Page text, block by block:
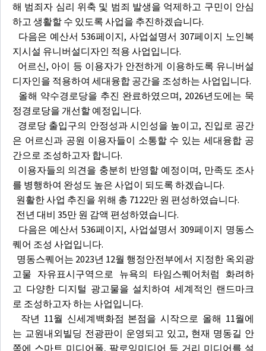
해 범죄자 심리 위축 및 범죄 발생을 억제하고 구민이 안심
하고 생활할 수 있도록 사업을 추진하겠습니다.
다음은 예산서 536페이지, 사업설명서 307페이지 노인복
지시설 유니버설디자인 적용 사업입니다.
어르신, 아이 등 이용자가 안전하게 이용하도록 유니버설
디자인을 적용하여 세대융합 공간을 조성하는 사업입니다.
올해 약수경로당을 추진 완료하였으며, 2026년도에는 묵
정경로당을 개선할 예정입니다.
경로당 출입구의 안정성과 시인성을 높이고, 진입로 공간
은 어르신과 공원 이용자들이 소통할 수 있는 세대융합 공
간으로 조성하고자 합니다.
이용자들의 의견을 충분히 반영할 예정이며, 만족도 조사
를 병행하여 완성도 높은 사업이 되도록 하겠습니다.
원활한 사업 추진을 위해 총 7122만 원 편성하였습니다.
전년 대비 35만 원 감액 편성하였습니다.
다음은 예산서 536페이지, 사업설명서 309페이지 명동스
퀘어 조성 사업입니다.
명동스퀘어는 2023년 12월 행정안전부에서 지정한 옥외광
고물 자유표시구역으로 뉴욕의 타임스퀘어처럼 화려하
고 다양한 디지털 광고물을 설치하여 세계적인 랜드마크
로 조성하고자 하는 사업입니다.
작년 11월 신세계백화점 본점을 시작으로 올해 11월에
는 교원내외빌딩 전광판이 운영되고 있고, 현재 명동길 안
쪽에 스마트 미디어폴, 팔로잉미디어 등 거리 미디어를 설